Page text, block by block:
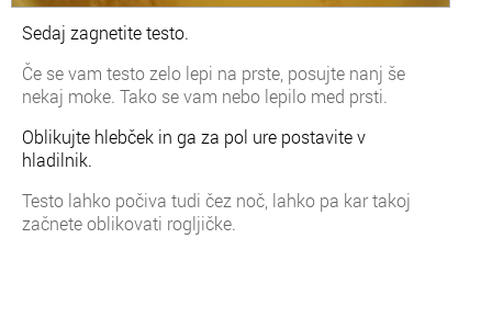
Sedaj zagnetite testo.
Če se vam testo zelo lepi na prste, posujte nanj še
nekaj moke. Tako se vam nebo lepilo med prsti.
Oblikujte hlebček in ga za pol ure postavite v
hladilnik.
Testo lahko počiva tudi čez noč, lahko pa kar takoj
začnete oblikovati rogljičke.